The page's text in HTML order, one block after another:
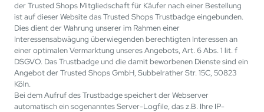
der Trusted Shops Mitgliedschaft für Käufer nach einer Bestellung
ist auf dieser Website das Trusted Shops Trustbadge eingebunden.
Dies dient der Wahrung unserer im Rahmen einer
Interessensabwägung überwiegenden berechtigten Interessen an
einer optimalen Vermarktung unseres Angebots, Art. 6 Abs. 1 lit. f
DSGVO. Das Trustbadge und die damit beworbenen Dienste sind ein
Angebot der Trusted Shops GmbH, Subbelrather Str. 15C, 50823
Köln.
Bei dem Aufruf des Trustbadge speichert der Webserver
automatisch ein sogenanntes Server-Logfile, das z.B. Ihre IP-